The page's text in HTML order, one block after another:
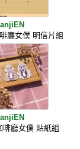
廳女僕 明信片組
啡廳女僕 貼紙組